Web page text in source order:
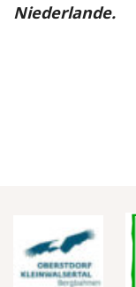
Niederlande.